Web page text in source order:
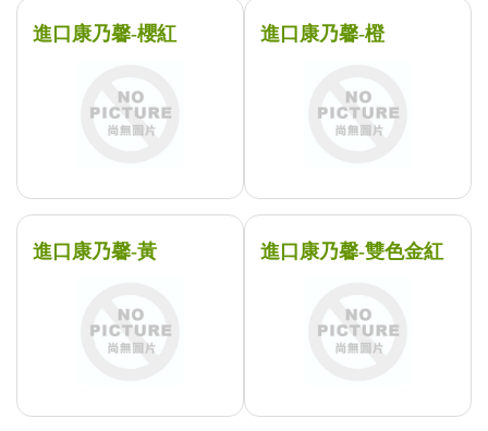
進口康乃馨-櫻紅 進口康乃馨-橙
進口康乃馨-黃 進口康乃馨-雙色金紅